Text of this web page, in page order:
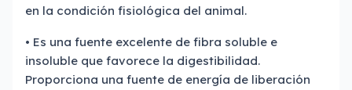
en la condición fisiológica del animal.
• Es una fuente excelente de fibra soluble e
insoluble que favorece la digestibilidad.
Proporciona una fuente de energía de liberación